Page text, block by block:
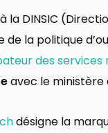
la DINSIC
la politique
des services
avec le ministère
désigne la